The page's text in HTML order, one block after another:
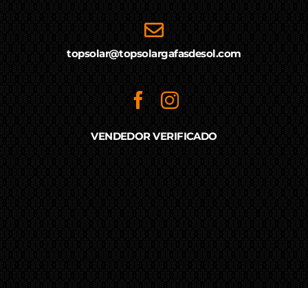
topsolar@topsolargafasdesol.com
VENDEDOR VERIFICADO